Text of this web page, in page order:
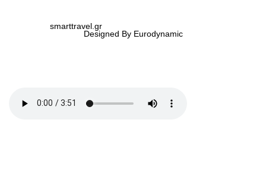
smarttravel.gr
Designed By Eurodynamic